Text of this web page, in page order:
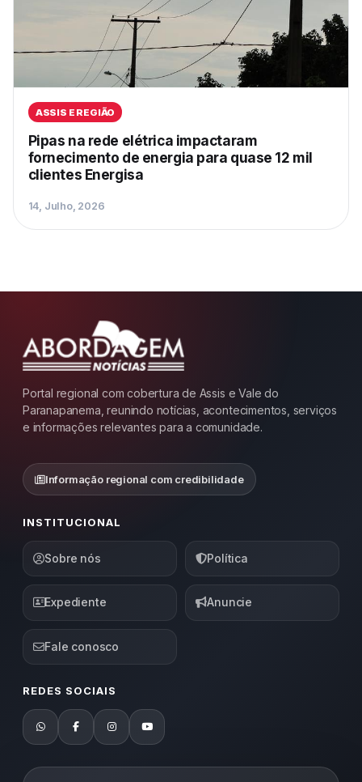
ASSIS E REGIÃO
Pipas na rede elétrica impactaram
fornecimento de energia para quase 12 mil
clientes Energisa
14, Julho, 2026
Portal regional com cobertura de Assis e Vale do
Paranapanema, reunindo notícias, acontecimentos, serviços
e informações relevantes para a comunidade.
Informação regional com credibilidade
INSTITUCIONAL
Sobre nós Política
Expediente Anuncie
Fale conosco
REDES SOCIAIS